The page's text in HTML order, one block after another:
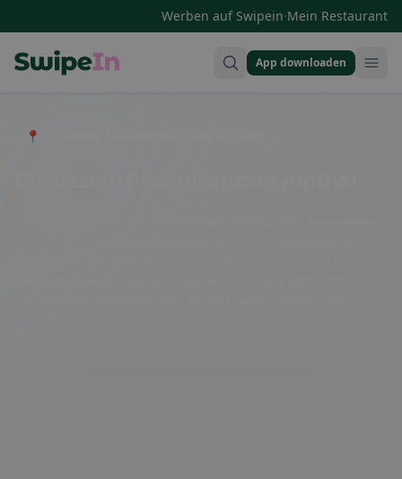
Werben auf Swipein·Mein Restaurant
App downloaden
📍 Entdecke Restaurants, Bars & Cafés